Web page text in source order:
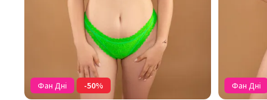
Фан Дні -50% Фан Дні